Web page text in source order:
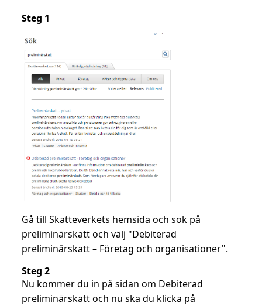
Steg 1
Gå till Skatteverkets hemsida och sök på
preliminärskatt och välj "Debiterad
preliminärskatt – Företag och organisationer".
Steg 2
Nu kommer du in på sidan om Debiterad
preliminärskatt och nu ska du klicka på